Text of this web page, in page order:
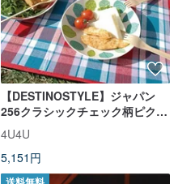
【DESTINOSTYLE】ジャパン
256クラシックチェック柄ピクニ
ックブランケット
4U4U
5,151円